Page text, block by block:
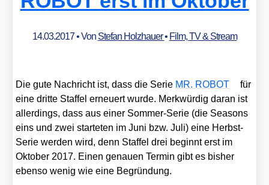
14.03.2017• Von Stefan Holzhauer• Film, TV & Stream
Die gute Nach­richt ist, dass die Serie MR. ROBOT
für
eine drit­te Staf­fel erneu­ert wur­de. Merk­wür­dig dar­an ist
aller­dings, dass aus einer Som­mer-Serie (die Sea­sons
eins und zwei star­te­ten im Juni bzw. Juli) eine Herbst-
Serie wer­den wird, denn Staf­fel drei beginnt erst im
Okto­ber 2017. Einen genau­en Ter­min gibt es bis­her
eben­so wenig wie eine Begrün­dung.